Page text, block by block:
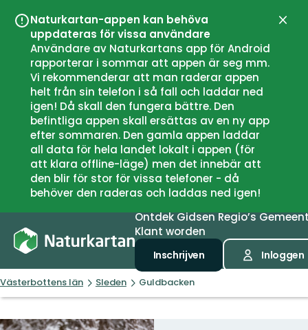
Naturkartan-appen kan behöva
uppdateras för vissa användare
Användare av Naturkartans app för Android
rapporterar i sommar att appen är seg mm.
Vi rekommenderar att man raderar appen
helt från sin telefon i så fall och laddar ned
igen! Då skall den fungera bättre. Den
befintliga appen skall ersättas av en ny app
efter sommaren. Den gamla appen laddar
all data för hela landet lokalt i appen (för
att klara offline-läge) men det innebär att
den blir för stor för vissa telefoner - då
behöver den raderas och laddas ned igen!
OntdekGidsenRegio’s
Klant worden
Inschrijven Inloggen
Västerbottens län Sleden Guldbacken